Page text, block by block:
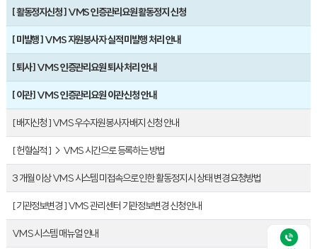
[ 활동정지신청 ] VMS 인증관리요원 활동정지 신청
[ 미발행 ] VMS 자원봉사자 실적 미발행 처리 안내
[ 퇴사 ] VMS 인증관리요원 퇴사 처리 안내
[ 이관 ] VMS 인증관리요원 이관 신청 안내
[ 배지신청 ] VMS 우수자원봉사자 배지 신청 안내
[ 헌혈실적 ] → VMS 시간으로 등록하는 방법
3 개월 이상 VMS 시스템 미접속으로 인한 활동정지 시 상태 변경 요청방법
[ 기관정보변경 ] VMS 관리센터 기관정보변경 신청 안내
VMS 시스템 매뉴얼 안내